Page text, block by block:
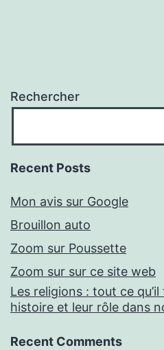
Rechercher
Recent Posts
Mon avis sur Google
Brouillon auto
Zoom sur Poussette
Zoom sur sur ce site web
Les religions : tout ce
histoire et leur rôle dans
Recent Comments